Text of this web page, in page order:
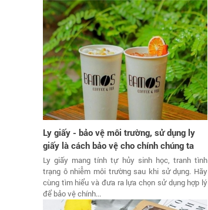
Ly giấy - bảo vệ môi trường, sử dụng ly
giấy là cách bảo vệ cho chính chúng ta
Ly giấy mang tính tự hủy sinh học, tranh tình
trạng ô nhiễm môi trường sau khi sử dụng. Hãy
cùng tìm hiểu và đưa ra lựa chọn sử dụng hợp lý
để bảo vệ chính...